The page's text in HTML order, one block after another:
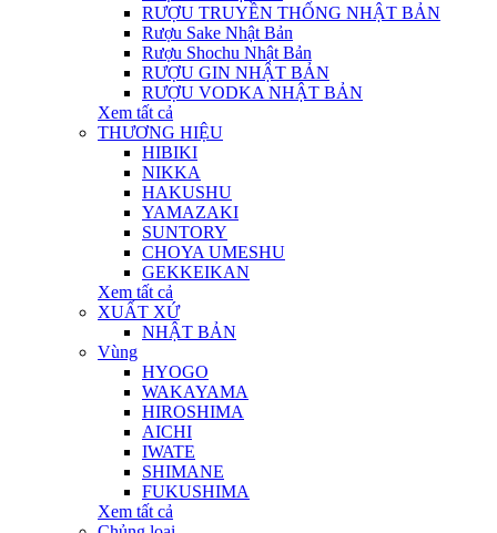
RƯỢU TRUYỀN THỐNG NHẬT BẢN
Rượu Sake Nhật Bản
Rượu Shochu Nhật Bản
RƯỢU GIN NHẬT BẢN
RƯỢU VODKA NHẬT BẢN
Xem tất cả
THƯƠNG HIỆU
HIBIKI
NIKKA
HAKUSHU
YAMAZAKI
SUNTORY
CHOYA UMESHU
GEKKEIKAN
Xem tất cả
XUẤT XỨ
NHẬT BẢN
Vùng
HYOGO
WAKAYAMA
HIROSHIMA
AICHI
IWATE
SHIMANE
FUKUSHIMA
Xem tất cả